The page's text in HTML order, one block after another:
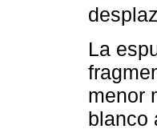
La
menor
blanco